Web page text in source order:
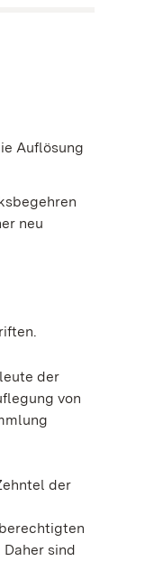
Auflösung
neu
der
von
der
sind